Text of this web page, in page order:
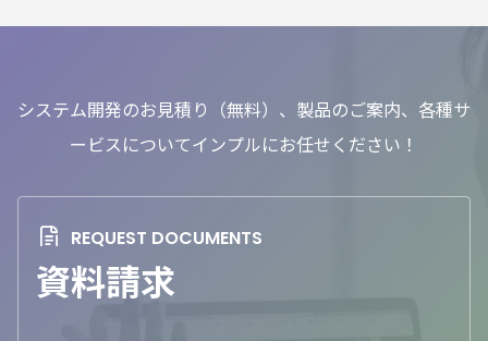
システム開発のお見積り（無料）、製品のご案内、各種サ
ービスについてインプルにお任せください！
資料請求